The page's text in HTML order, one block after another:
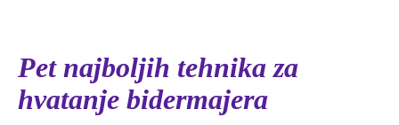
Pet najboljih tehnika za
hvatanje bidermajera